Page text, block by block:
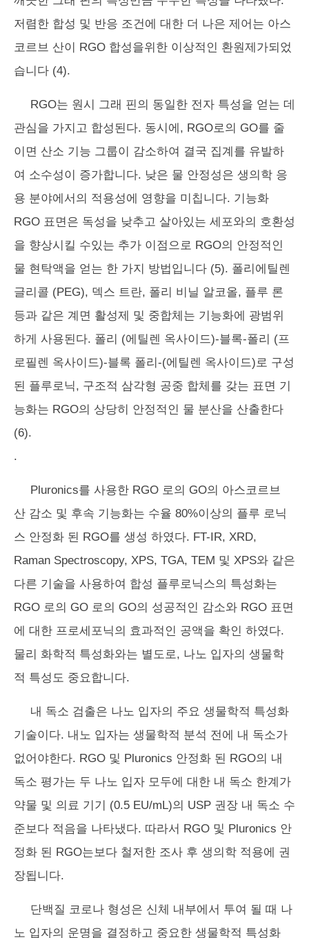
저렴한 합성 및 반응 조건에 대한 더 나은 제어는 아스
코르브 산이 RGO 합성을위한 이상적인 환원제가되었
습니다 (4).
RGO는 원시 그래 핀의 동일한 전자 특성을 얻는 데
관심을 가지고 합성된다. 동시에, RGO로의 GO를 줄
이면 산소 기능 그룹이 감소하여 결국 집계를 유발하
여 소수성이 증가합니다. 낮은 물 안정성은 생의학 응
용 분야에서의 적용성에 영향을 미칩니다. 기능화
RGO 표면은 독성을 낮추고 살아있는 세포와의 호환성
을 향상시킬 수있는 추가 이점으로 RGO의 안정적인
물 현탁액을 얻는 한 가지 방법입니다 (5). 폴리에틸렌
글리콜 (PEG), 덱스 트란, 폴리 비닐 알코올, 플루 론
등과 같은 계면 활성제 및 중합체는 기능화에 광범위
하게 사용된다. 폴리 (에틸렌 옥사이드)-블록-폴리 (프
로필렌 옥사이드)-블록 폴리-(에틸렌 옥사이드)로 구성
된 플루로닉, 구조적 삼각형 공중 ​​합체를 갖는 표면 기
능화는 RGO의 상당히 안정적인 물 분산을 산출한다
(6).
.
Pluronics를 사용한 RGO 로의 GO의 아스코르브
산 감소 및 후속 기능화는 수율 80%이상의 플루 로닉
스 안정화 된 RGO를 생성 하였다. FT-IR, XRD,
Raman Spectroscopy, XPS, TGA, TEM 및 XPS와 같은
다른 기술을 사용하여 합성 플루로닉스의 특성화는
RGO 로의 GO 로의 GO의 성공적인 감소와 RGO 표면
에 대한 프로세포닉의 효과적인 공액을 확인 하였다.
물리 화학적 특성화와는 별도로, 나노 입자의 생물학
적 특성도 중요합니다.
내 독소 검출은 나노 입자의 주요 생물학적 특성화
기술이다. 내노 입자는 생물학적 분석 전에 내 독소가
없어야한다. RGO 및 Pluronics 안정화 된 RGO의 내
독소 평가는 두 나노 입자 모두에 대한 내 독소 한계가
약물 및 의료 기기 (0.5 EU/mL)의 USP 권장 내 독소 수
준보다 적음을 나타냈다. 따라서 RGO 및 Pluronics 안
정화 된 RGO는보다 철저한 조사 후 생의학 적용에 권
장됩니다.
단백질 코로나 형성은 신체 내부에서 투여 될 때 나
노 입자의 운명을 결정하고 중요한 생물학적 특성화